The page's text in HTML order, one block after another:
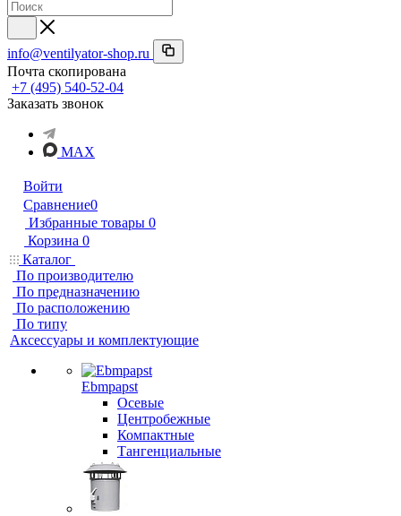
info@ventilyator-shop.ru
Почта скопирована
+7 (495) 540-52-04
Заказать звонок
MAX
Войти
Сравнение0
Избранные товары 0
Корзина 0
Каталог
По производителю
По предназначению
По расположению
По типу
Аксессуары и комплектующие
Ebmpapst
Осевые
Центробежные
Компактные
Тангенциальные